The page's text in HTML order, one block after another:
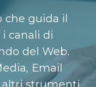
che guida il
canali di
del Web.
Email